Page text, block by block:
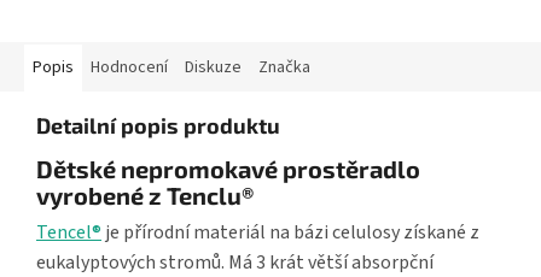
Popis Hodnocení Diskuze Značka
Detailní popis produktu
Dětské nepromokavé prostěradlo
vyrobené z Tenclu®
Tencel® je přírodní materiál na bázi celulosy získané z
eukalyptových stromů. Má 3 krát větší absorpční